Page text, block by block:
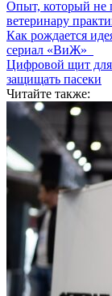
Опыт, который не
ветеринару
Как рождается
сериал «ВиЖ»
Цифровой щит для
защищать пасеки
Читайте также: